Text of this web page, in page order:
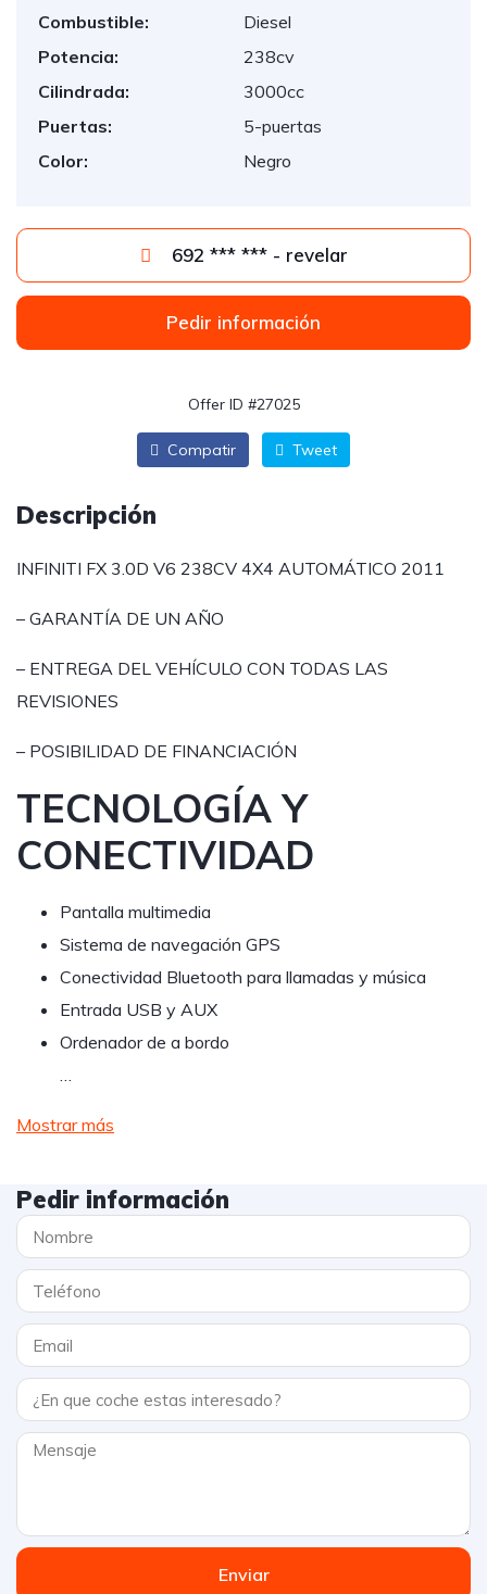
Combustible:
Diesel
Potencia:
238cv
Cilindrada:
3000cc
Puertas:
5-puertas
Color:
Negro
692 *** *** - revelar
Pedir información
Offer ID #27025
Compatir Tweet
Descripción
INFINITI FX 3.0D V6 238CV 4X4 AUTOMÁTICO 2011
– GARANTÍA DE UN AÑO
– ENTREGA DEL VEHÍCULO CON TODAS LAS
REVISIONES
– POSIBILIDAD DE FINANCIACIÓN
TECNOLOGÍA Y
CONECTIVIDAD
Pantalla multimedia
Sistema de navegación GPS
Conectividad Bluetooth para llamadas y música
Entrada USB y AUX
Ordenador de a bordo
…
Mostrar más
Pedir información
Enviar